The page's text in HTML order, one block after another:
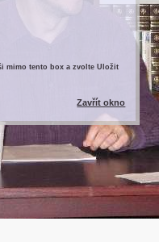
mimo tento box a zvolte Uložit
Zavřít okno